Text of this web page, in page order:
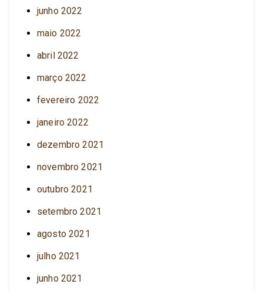
junho 2022
maio 2022
abril 2022
março 2022
fevereiro 2022
janeiro 2022
dezembro 2021
novembro 2021
outubro 2021
setembro 2021
agosto 2021
julho 2021
junho 2021